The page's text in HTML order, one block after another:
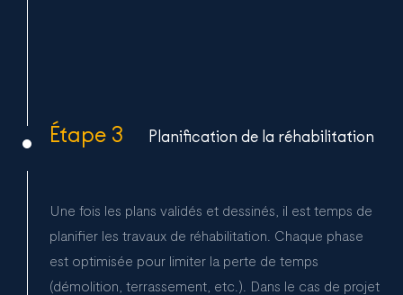
Étape 3 Planification de la réhabilitation
Une fois les plans validés et dessinés, il est temps de
planifier les travaux de réhabilitation. Chaque phase
est optimisée pour limiter la perte de temps
(démolition, terrassement, etc.). Dans le cas de projet